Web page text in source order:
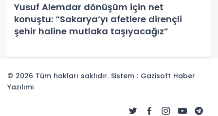
Yusuf Alemdar dönüşüm için net
konuştu: “Sakarya’yı afetlere dirençli
şehir haline mutlaka taşıyacağız”
© 2026 Tüm hakları saklıdır. Sistem : Gazisoft Haber
Yazılımı